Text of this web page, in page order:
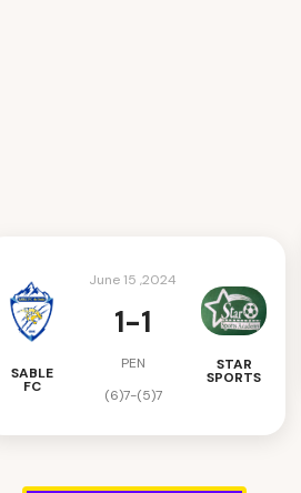
SABLE
FC
June 15 ,2024
1-1
PEN
(6)7-(5)7
STAR
SPORTS